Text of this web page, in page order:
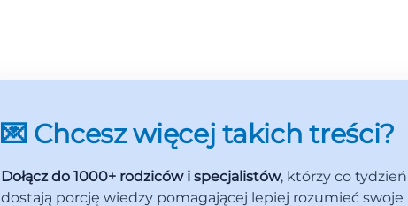
💌 Chcesz więcej takich treści?
Dołącz do 1000+ rodziców i specjalistów, którzy co tydzień
dostają porcję wiedzy pomagającej lepiej rozumieć swoje